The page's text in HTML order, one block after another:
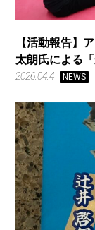
【活動報告】
太朗氏による
2026.04.4 NEWS